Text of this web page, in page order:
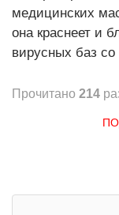
медицинских
она краснеет и
вирусных баз со
Прочитано 214